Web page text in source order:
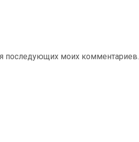
последующих моих комментариев.